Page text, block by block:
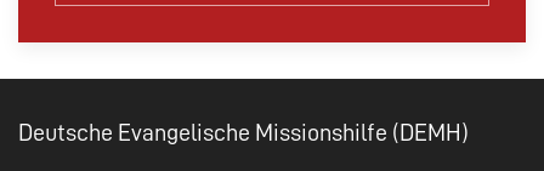
Deutsche Evangelische Missionshilfe (DEMH)